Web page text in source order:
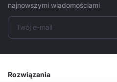
najnowszymi wiadomościami
Twój e-mail
Rozwiązania